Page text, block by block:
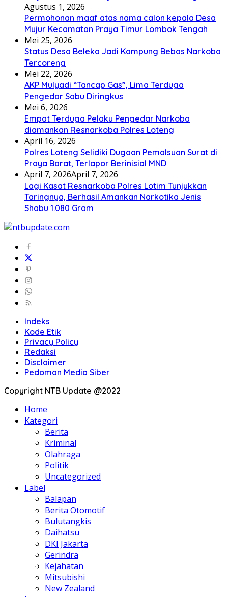
Agustus 1, 2026
Permohonan maaf atas nama calon kepala Desa
Mujur Kecamatan Praya Timur Lombok Tengah
Mei 25, 2026
Status Desa Beleka Jadi ‎Kampung Bebas Narkoba
Tercoreng
Mei 22, 2026
AKP Mulyadi “Tancap Gas”, Lima Terduga
Pengedar Sabu Diringkus
Mei 6, 2026
Empat Terduga Pelaku Pengedar Narkoba
diamankan Resnarkoba Polres Loteng
April 16, 2026
Polres Loteng Selidiki Dugaan Pemalsuan Surat di
Praya Barat, Terlapor Berinisial MND
April 7, 2026April 7, 2026
Lagi Kasat Resnarkoba Polres Lotim Tunjukkan
Taringnya, Berhasil Amankan Narkotika Jenis
Shabu 1.080 Gram
Indeks
Kode Etik
Privacy Policy
Redaksi
Disclaimer
Pedoman Media Siber
Copyright NTB Update @2022
Home
Kategori
Berita
Kriminal
Olahraga
Politik
Uncategorized
Label
Balapan
Berita Otomotif
Bulutangkis
Daihatsu
DKI Jakarta
Gerindra
Kejahatan
Mitsubishi
New Zealand